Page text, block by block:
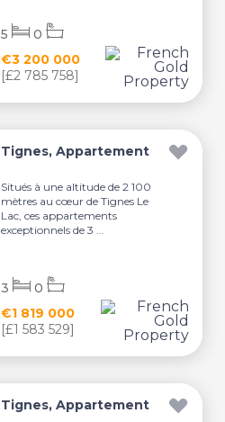
€3 200 000
[£2 785 758]
5 0
Tignes, Appartement
Situés à une altitude de 2 100
mètres au cœur de Tignes Le
Lac, ces appartements
exceptionnels de 3 ...
€1 819 000
[£1 583 529]
3 0
Tignes, Appartement